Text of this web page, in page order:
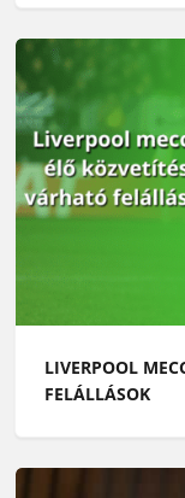
LIVERPOOL
FELÁLLÁSOK